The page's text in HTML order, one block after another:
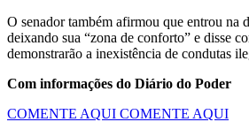
O senador também afirmou que entrou na
deixando sua “zona de conforto” e disse
demonstrarão a inexistência de condutas
Com informações do Diário do Poder
COMENTE AQUI COMENTE AQUI